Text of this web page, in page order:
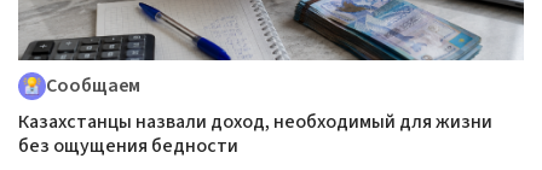
Сообщаем
Казахстанцы назвали доход, необходимый для жизни
без ощущения бедности